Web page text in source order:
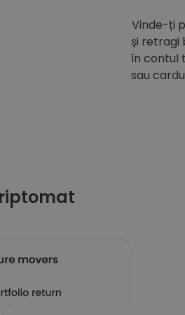
Vinde-ți
și retragi
în contul
sau